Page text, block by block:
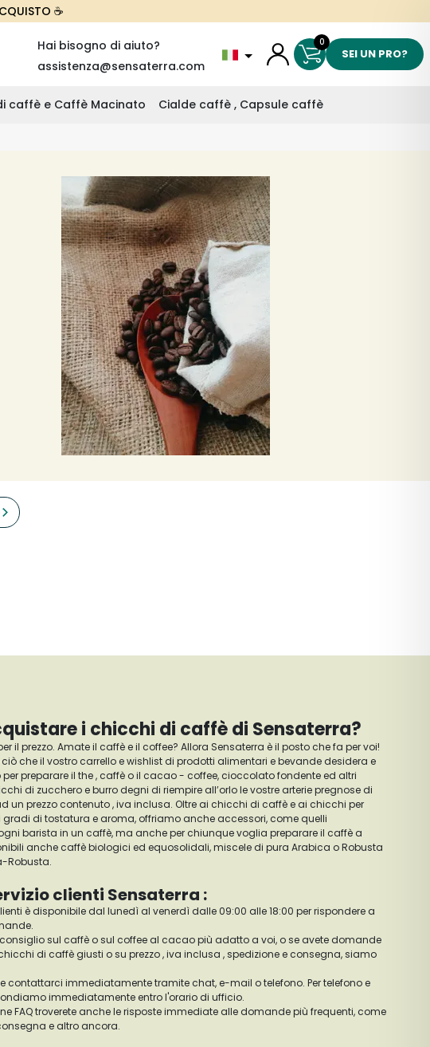
☕
Hai bisogno di aiuto?
assistenza@sensaterra.com
0
SEI UN PRO?
caffè e Caffè Macinato Cialde caffè , Capsule caffè
i chicchi di caffè di Sensaterra?
il prezzo. Amate il caffè e il coffee? Allora Sensaterra è il posto che fa per voi!
ciò che il vostro carrello e wishlist di prodotti alimentari e bevande desidera e
preparare il the , caffè o il cacao - coffee, cioccolato fondente ed altri
di zucchero e burro degni di riempire all’orlo le vostre arterie pregnose di
un prezzo contenuto , iva inclusa. Oltre ai chicchi di caffè e ai chicchi per
gradi di tostatura e aroma, offriamo anche accessori, come quelli
barista in un caffè, ma anche per chiunque voglia preparare il caffè a
anche caffè biologici ed equosolidali, miscele di pura Arabica o Robusta
Robusta.
clienti Sensaterra :
è disponibile dal lunedì al venerdì dalle 09:00 alle 18:00 per rispondere a
sul caffè o sul coffee al cacao più adatto a voi, o se avete domande
di caffè giusti o su prezzo , iva inclusa , spedizione e consegna, siamo
contattarci immediatamente tramite chat, e-mail o telefono. Per telefono e
immediatamente entro l'orario di ufficio.
FAQ troverete anche le risposte immediate alle domande più frequenti, come
e altro ancora.